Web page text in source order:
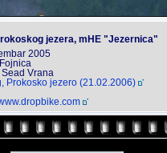
jezera, mHE "Jezernica"
2005
Fojnica
Sead Vrana
Prokosko jezero (21.02.2006)